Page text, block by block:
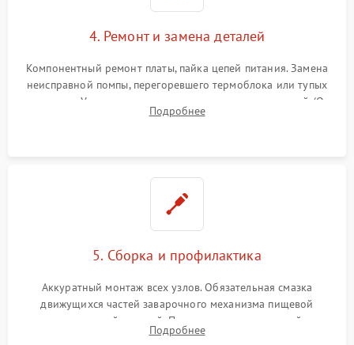
4. Ремонт и замена деталей
Компонентный ремонт платы, пайка цепей питания. Замена
неисправной помпы, перегоревшего термоблока или тупых
жерновов. Установка новых силиконовых уплотнителей (O-
ring) и тефлоновых трубок для надежного устранения
Подробнее
5. Сборка и профилактика
Аккуратный монтаж всех узлов. Обязательная смазка
движущихся частей заварочного механизма пищевой
силиконовой смазкой. Проведение программной
декальцинации и очистки системы от кофейных масел.
Подробнее